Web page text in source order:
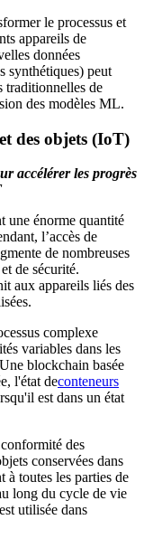
le processus et
appareils de
données
synthétiques) peut
traditionnelles de
des modèles ML.
des objets (IoT)
accélérer les progrès
une énorme quantité
l’accès de
de nombreuses
de sécurité.
aux appareils liés des
complexe
variables dans les
blockchain basée
l'état deconteneurs
est dans un état
des
conservées dans
à toutes les parties de
long du cycle de vie
utilisée dans